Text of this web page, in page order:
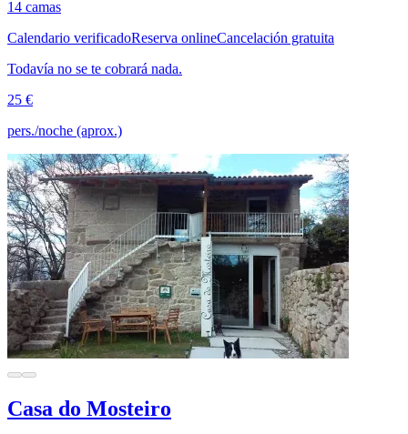
14 camas
Calendario verificadoReserva onlineCancelación gratuita
Todavía no se te cobrará nada.
25 €
pers./noche (aprox.)
Casa do Mosteiro